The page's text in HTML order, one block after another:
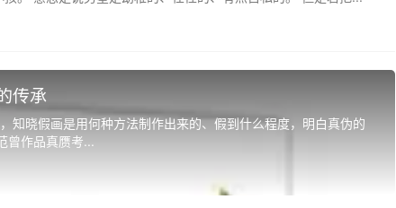
也就是南宋至元初，大批中原汉人因避战乱，长途跋涉翻
人是无法获得的”。
一个完全有底气与广州的城市文化精英区分开来的珠江三
城对腹地的辐射”，那么朱次琦就象征了“腹地的不服气”。这
州精英文化的真实景观。
传承
知晓假画是用何种方法制作出来的、假到什么程度，明白真伪的
曾作品真赝考...